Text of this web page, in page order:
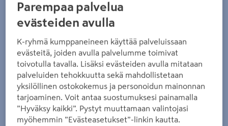
Parempaa palvelua
evästeiden avulla
K-ryhmä kumppaneineen käyttää palveluissaan
evästeitä, joiden avulla palvelumme toimivat
toivotulla tavalla. Lisäksi evästeiden avulla mitataan
palveluiden tehokkuutta sekä mahdollistetaan
yksilöllinen ostokokemus ja personoidun mainonnan
tarjoaminen. Voit antaa suostumuksesi painamalla
”Hyväksy kaikki”. Pystyt muuttamaan valintojasi
myöhemmin ”Evästeasetukset”-linkin kautta.